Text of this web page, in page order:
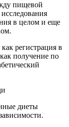
пищевой
в целом и еще
регистрация в
получение по
диеты